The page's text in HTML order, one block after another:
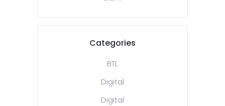
Categories
BTL
Digital
Digital